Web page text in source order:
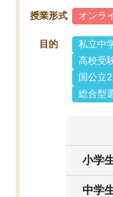
授業形式 オンラ
目的 私立中
高校受
国公立
総合型
小学
中学